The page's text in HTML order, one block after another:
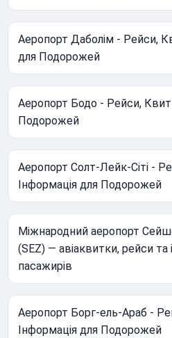
Аеропорт Даболім - Рейси,
для Подорожей
Аеропорт Бодо - Рейси,
Подорожей
Аеропорт Солт-Лейк-Сіті -
Інформація для Подорожей
Міжнародний аеропорт
(SEZ) — авіаквитки, рейси та
пасажирів
Аеропорт Борг-ель-Араб -
Інформація для Подорожей